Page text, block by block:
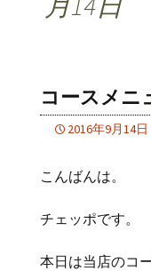
コースメニ
2016年9月14日
こんばんは。
チェッポです。
本日は当店のコ